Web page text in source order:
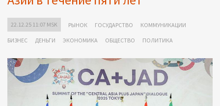
22.12.25 11:07 MSK РЫНОК ГОСУДАРСТВО КОММУНИКАЦИИ
БИЗНЕС ДЕНЬГИ ЭКОНОМИКА ОБЩЕСТВО ПОЛИТИКА